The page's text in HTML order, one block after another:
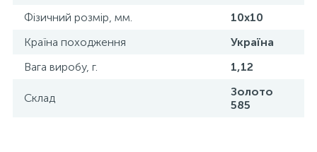
Фізичний розмір, мм.
10х10
Країна походження
Україна
Вага виробу, г.
1,12
Склад
Золото
585